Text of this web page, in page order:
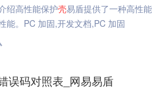
绍高性能保护壳易盾提供了一种高性
能。PC 加固,开发文档,PC 加固
误码对照表_网易易盾